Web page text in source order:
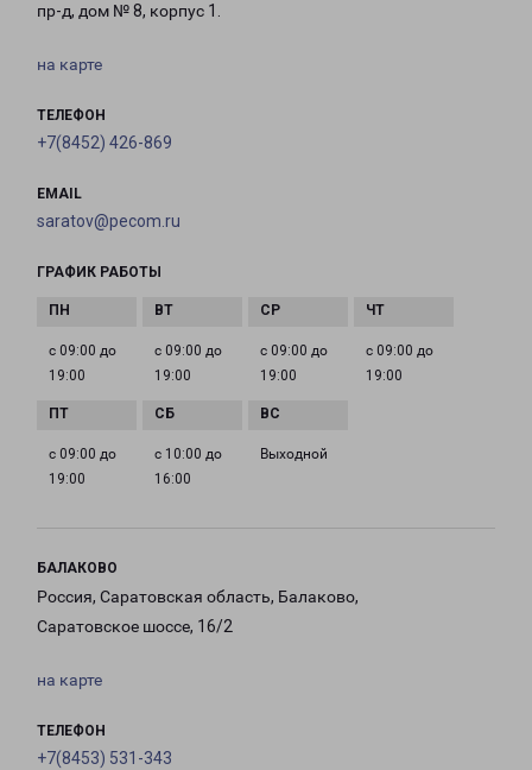
пр-д, дом № 8, корпус 1.
на карте
ТЕЛЕФОН
+7(8452) 426-869
EMAIL
saratov@pecom.ru
ГРАФИК РАБОТЫ
с 09:00 до
19:00
с 09:00 до
19:00
с 09:00 до
19:00
с 09:00 до
19:00
с 09:00 до
19:00
с 10:00 до
16:00
Выходной
БАЛАКОВО
Россия, Саратовская область, Балаково,
Саратовское шоссе, 16/2
на карте
ТЕЛЕФОН
+7(8453) 531-343